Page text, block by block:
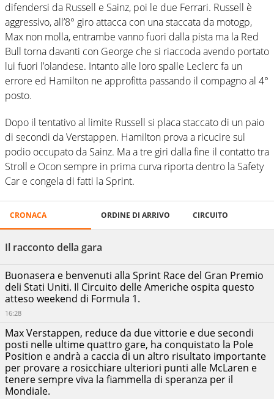
difendersi da Russell e Sainz, poi le due Ferrari. Russell è
aggressivo, all’8° giro attacca con una staccata da motogp,
Max non molla, entrambe vanno fuori dalla pista ma la Red
Bull torna davanti con George che si riaccoda avendo portato
lui fuori l’olandese. Intanto alle loro spalle Leclerc fa un
errore ed Hamilton ne approfitta passando il compagno al 4°
posto.
Dopo il tentativo al limite Russell si placa staccato di un paio
di secondi da Verstappen. Hamilton prova a ricucire sul
podio occupato da Sainz. Ma a tre giri dalla fine il contatto tra
Stroll e Ocon sempre in prima curva riporta dentro la Safety
Car e congela di fatti la Sprint.
CRONACA ORDINE DI ARRIVO CIRCUITO
Il racconto della gara
Max Verstappen, reduce da due vittorie e due secondi
posti nelle ultime quattro gare, ha conquistato la Pole
Position e andrà a caccia di un altro risultato importante
per provare a rosicchiare ulteriori punti alle McLaren e
tenere sempre viva la fiammella di speranza per il
Mondiale.
Buonasera e benvenuti alla Sprint Race del Gran Premio
deli Stati Uniti. Il Circuito delle Americhe ospita questo
atteso weekend di Formula 1.
16:28
Ordine
di
arrivo
Max
Verstappen
Oracle Red
Bull Racing
00:37:58.229
George
Russell
Mercedes
AMG
Petronas
F1 team
+00:00:00.395
Carlos
Sainz
SPRINT
RACE
degli
USA
-
Circuit
of
the
Americas
18/10/2025